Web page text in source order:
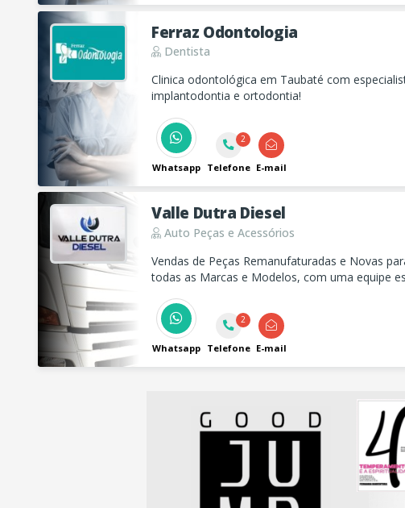
Ferraz Odontologia
Dentista
Clinica odontológica em Taubaté com
implantodontia e ortodontia!
Whatsapp
2
Telefone E-mail
Valle Dutra Diesel
Auto Peças e Acessórios
Vendas de Peças Remanufaturadas e Novas
todas as Marcas e Modelos, com uma equipe
eficaz.
Whatsapp
2
Telefone E-mail